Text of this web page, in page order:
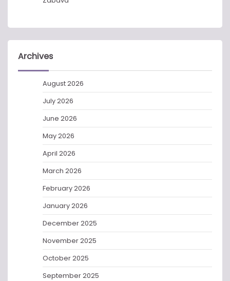
Archives
August 2026
July 2026
June 2026
May 2026
April 2026
March 2026
February 2026
January 2026
December 2025
November 2025
October 2025
September 2025